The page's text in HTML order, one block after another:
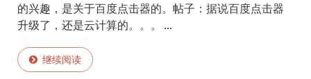
的兴趣，是关于百度点击器的。帖子：据说百度点击器
升级了，还是云计算的。。。 ...
继续阅读